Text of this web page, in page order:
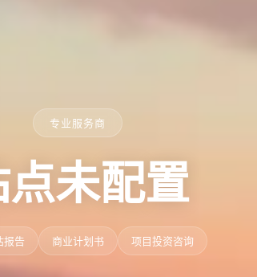
专业服务商
点未配置
报告 商业计划书 项目投资咨询